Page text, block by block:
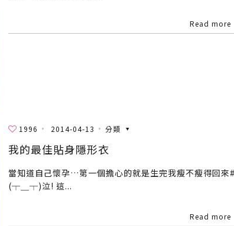
Read more
1996 2014-04-13 分類
我的最佳貼身隱形衣
當知道自己懷孕…第一個擔心的就是生完我瘦不瘦得回來#
(┬＿┬)泣! 這...
Read more